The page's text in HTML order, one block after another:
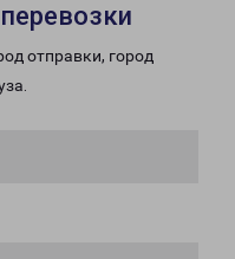
отправки, город